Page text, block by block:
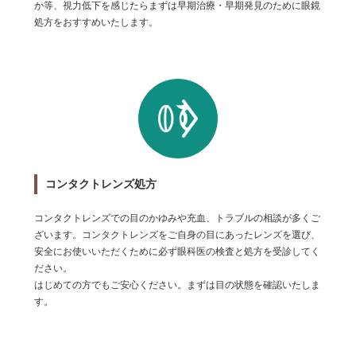
か等、視力低下を感じたらまずは早期治療・早期発見のために眼鏡
処方をおすすめいたします。
コンタクトレンズ処方
コンタクトレンズでの目のかゆみや充血、トラブルの相談が多くご
ざいます。コンタクトレンズをご自身の目にあったレンズを選び、
安全にお使いいただくために必ず眼科医の検査と処方を受診してく
ださい。
はじめての方でもご安心ください。まずは目の状態を確認いたしま
す。